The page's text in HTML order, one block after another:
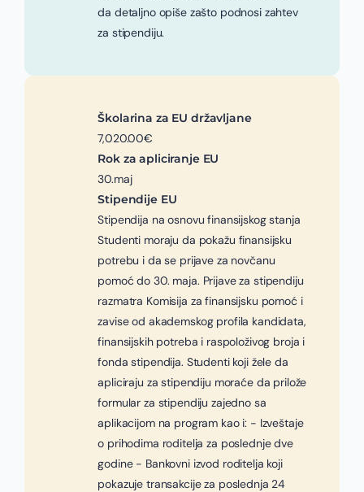
da detaljno opiše zašto podnosi zahtev
za stipendiju.
Školarina za EU državljane
7,020.00€
Rok za apliciranje EU
30.maj
Stipendije EU
Stipendija na osnovu finansijskog stanja
Studenti moraju da pokažu finansijsku
potrebu i da se prijave za novčanu
pomoć do 30. maja. Prijave za stipendiju
razmatra Komisija za finansijsku pomoć i
zavise od akademskog profila kandidata,
finansijskih potreba i raspoloživog broja i
fonda stipendija. Studenti koji žele da
apliciraju za stipendiju moraće da prilože
formular za stipendiju zajedno sa
aplikacijom na program kao i: - Izveštaje
o prihodima roditelja za poslednje dve
godine - Bankovni izvod roditelja koji
pokazuje transakcije za poslednja 24